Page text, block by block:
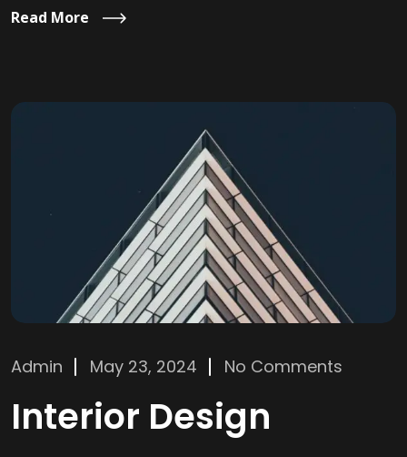
Read More
Admin May 23, 2024 No Comments
Interior Design